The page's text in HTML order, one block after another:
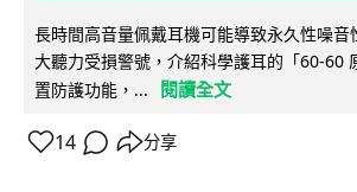
長時間高音量佩戴耳機可能導致永久性噪
大聽力受損警號，介紹科學護耳的「60-60
置防護功能，...
閱讀全文
14 分享